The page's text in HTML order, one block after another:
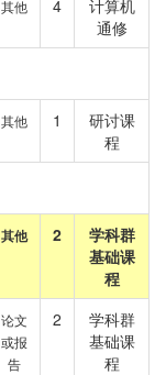
其他 4
计算机
通修
其他 1
研讨课
程
其他 2
学科群
基础课
程
论文
或报
告
2
学科群
基础课
程